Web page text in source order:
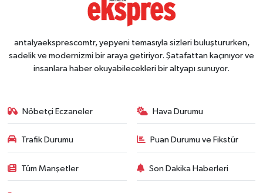
antalyaeksprescomtr, yepyeni temasıyla sizleri buluştururken,
sadelik ve modernizmi bir araya getiriyor. Şatafattan kaçınıyor ve
insanlara haber okuyabilecekleri bir altyapı sunuyor.
Nöbetçi Eczaneler Hava Durumu
Trafik Durumu Puan Durumu ve Fikstür
Tüm Manşetler Son Dakika Haberleri